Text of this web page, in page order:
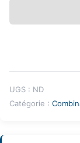
UGS : ND
Catégorie :